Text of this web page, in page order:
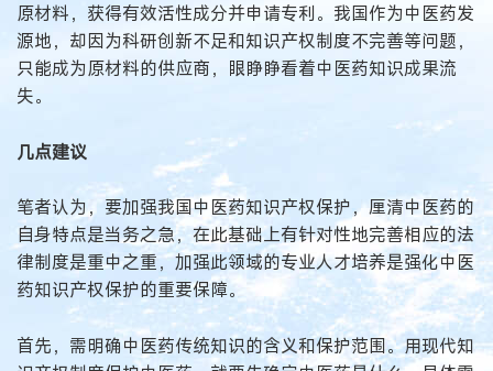
原材料，获得有效活性成分并申请专利。我国作为中医药发
源地，却因为科研创新不足和知识产权制度不完善等问题，
只能成为原材料的供应商，眼睁睁看着中医药知识成果流
失。
几点建议
笔者认为，要加强我国中医药知识产权保护，厘清中医药的
自身特点是当务之急，在此基础上有针对性地完善相应的法
律制度是重中之重，加强此领域的专业人才培养是强化中医
药知识产权保护的重要保障。
首先，需明确中医药传统知识的含义和保护范围。用现代知